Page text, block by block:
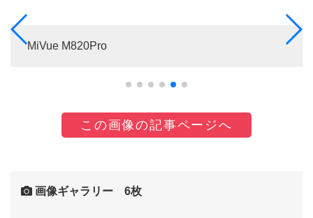
MiVue M820Pro
この画像の記事ページへ
画像ギャラリー 6枚